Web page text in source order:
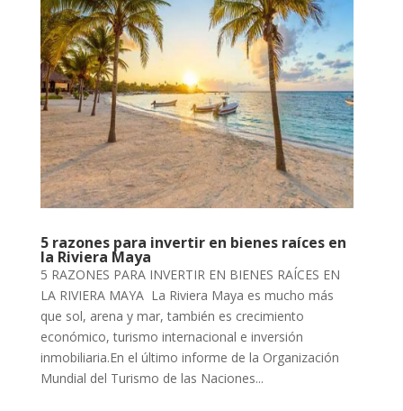
5 razones para invertir en bienes raíces en
la Riviera Maya
5 RAZONES PARA INVERTIR EN BIENES RAÍCES EN
LA RIVIERA MAYA La Riviera Maya es mucho más
que sol, arena y mar, también es crecimiento
económico, turismo internacional e inversión
inmobiliaria.En el último informe de la Organización
Mundial del Turismo de las Naciones...